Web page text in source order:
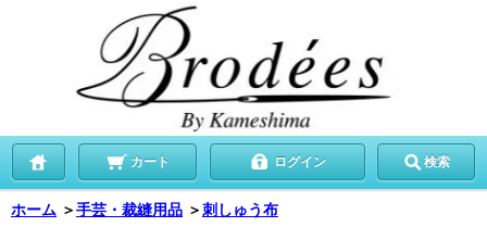
カート ログイン 検索
ホーム ＞手芸・裁縫用品 ＞刺しゅう布